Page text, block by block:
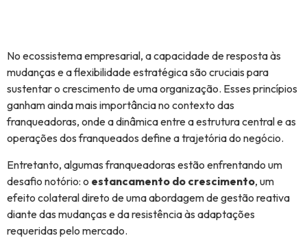
No ecossistema empresarial, a capacidade de resposta às
mudanças e a flexibilidade estratégica são cruciais para
sustentar o crescimento de uma organização. Esses princípios
ganham ainda mais importância no contexto das
franqueadoras, onde a dinâmica entre a estrutura central e as
operações dos franqueados define a trajetória do negócio.
Entretanto, algumas franqueadoras estão enfrentando um
desafio notório: o estancamento do crescimento, um
efeito colateral direto de uma abordagem de gestão reativa
diante das mudanças e da resistência às adaptações
requeridas pelo mercado.